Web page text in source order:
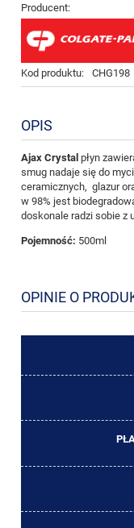
Producent:
Kod produktu: CHG198
OPIS
Ajax Crystal płyn
smug nadaje się do
ceramicznych, glazur
w 98% jest
doskonale radzi sobie z
Pojemność: 500ml
OPINIE O